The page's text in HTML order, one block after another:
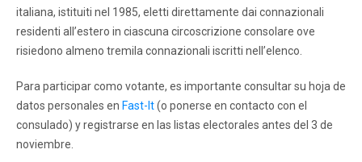
italiana, istituiti nel 1985, eletti direttamente dai connazionali
residenti all’estero in ciascuna circoscrizione consolare ove
risiedono almeno tremila connazionali iscritti nell’elenco.
Para participar como votante, es importante consultar su hoja de
datos personales en Fast-It(o ponerse en contacto con el
consulado) y registrarse en las listas electorales antes del 3 de
noviembre.